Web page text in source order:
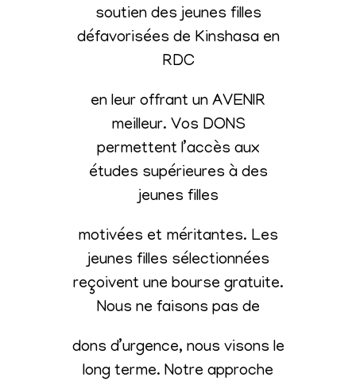
soutien des jeunes filles
défavorisées de Kinshasa en
RDC
en leur offrant un AVENIR
meilleur. Vos DONS
permettent l’accès aux
études supérieures à des
jeunes filles
motivées et méritantes. Les
jeunes filles sélectionnées
reçoivent une bourse gratuite.
Nous ne faisons pas de
dons d’urgence, nous visons le
long terme. Notre approche